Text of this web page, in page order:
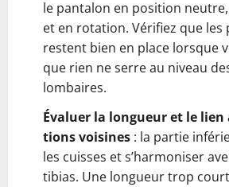
le pantalon en position
et en rotation. Vérifiez que les
restent bien en place lorsque
que rien ne serre au niveau
lombaires.
Évaluer la longueur et le
tions voisines : la partie
les cuisses et s’harmoniser
tibias. Une longueur trop